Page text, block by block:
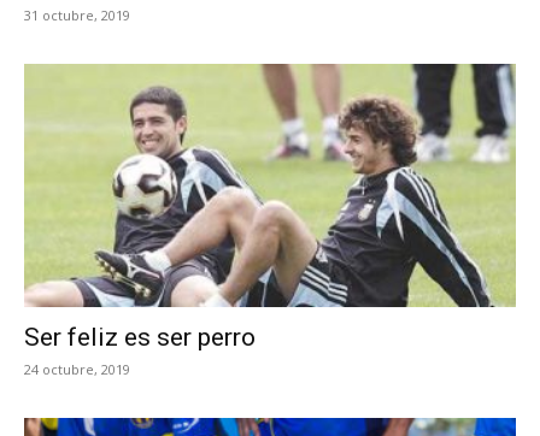
31 octubre, 2019
Ser feliz es ser perro
24 octubre, 2019